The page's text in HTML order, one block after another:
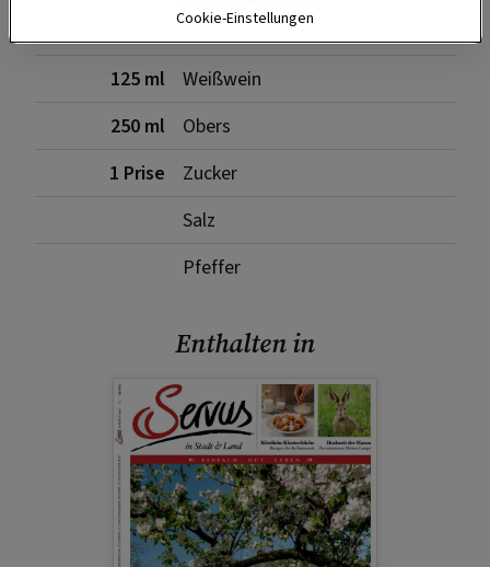
scharfer Lustenauer Senf
125 ml
Weißwein
250 ml
Obers
1 Prise
Zucker
Salz
Pfeffer
Enthalten in
Cookie-Einstellungen